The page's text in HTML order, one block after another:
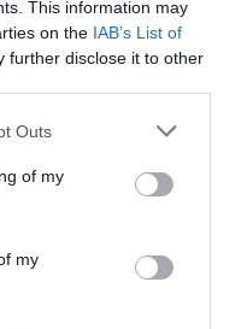
This information may
on the IAB’s List of
further disclose it to other
Outs
of my
my